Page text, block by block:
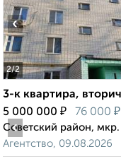
2/2
‹
3-к квартира,
5 000 000 ₽ 76 000 ₽
Советский район,
Агентство, 09.08.2026
‹